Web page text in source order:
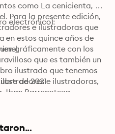
como La cenicienta,
Para la presente edición,
e ilustradoras que
estos quince años de
gráficamente con los
que es también un
ilustrado que tenemos
e ilustradoras,
Iban Barrenetxea,
o Carmen Bueno.
electrónico):
de 2021